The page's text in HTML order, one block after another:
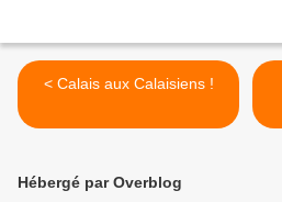
< Calais aux Calaisiens !
Hébergé par Overblog